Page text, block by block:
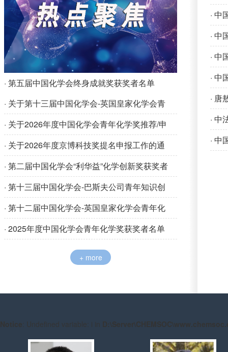
· 第五届中国化学会终身成就奖获奖者名单
· 关于第十三届中国化学会-英国皇家化学会青
年化学奖推荐/申请工作的通知
· 关于2026年度中国化学会青年化学奖推荐/申
请工作的通知
· 关于2026年度京博科技奖提名申报工作的通
知
· 第二届中国化学会“利华益”化学创新奖获奖者
名单
· 第十三届中国化学会-巴斯夫公司青年知识创
新奖获奖者名单
· 第十二届中国化学会-英国皇家化学会青年化
学奖获奖者名单
· 2025年度中国化学会青年化学奖获奖者名单
+ more
· 中
· 中
· 中
· 中
· 唐
· 中
· 中